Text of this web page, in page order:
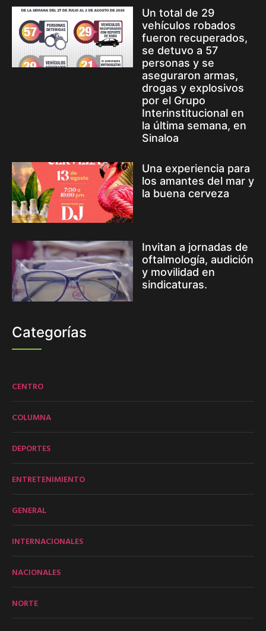
Un total de 29
vehículos robados
fueron recuperados,
se detuvo a 57
personas y se
aseguraron armas,
drogas y explosivos
por el Grupo
Interinstitucional en
la última semana, en
Sinaloa
Una experiencia para
los amantes del mar y
la buena cerveza
Invitan a jornadas de
oftalmología, audición
y movilidad en
sindicaturas.
Categorías
CENTRO
COLUMNA
DEPORTES
ENTRETENIMIENTO
GENERAL
INTERNACIONALES
NACIONALES
NORTE